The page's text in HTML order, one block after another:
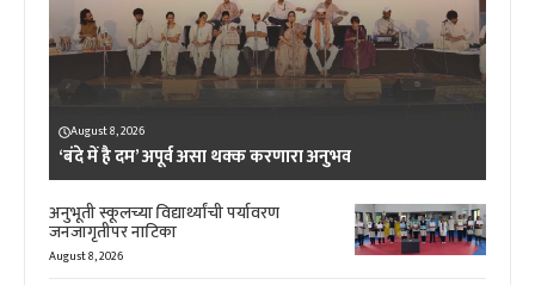
August 8, 2026
‘बंदे में है दम’ अपूर्व असा थक्क करणारा अनुभव
अनुभूती स्कूलच्या विद्यार्थ्यांची पर्यावरण
जनजागृतीपर नाटिका
August 8, 2026